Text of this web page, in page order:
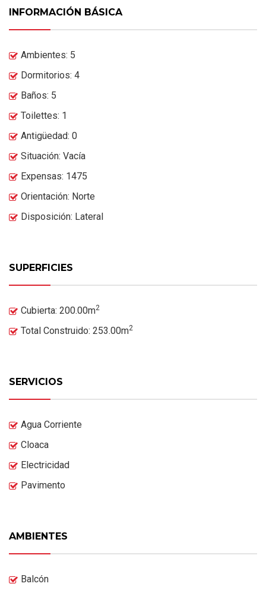
INFORMACIÓN BÁSICA
Ambientes: 5
Dormitorios: 4
Baños: 5
Toilettes: 1
Antigüedad: 0
Situación: Vacía
Expensas: 1475
Orientación: Norte
Disposición: Lateral
SUPERFICIES
Cubierta: 200.00m2
Total Construido: 253.00m2
SERVICIOS
Agua Corriente
Cloaca
Electricidad
Pavimento
AMBIENTES
Balcón